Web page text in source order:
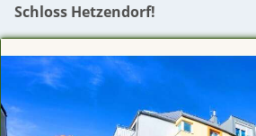
Schloss Hetzendorf!